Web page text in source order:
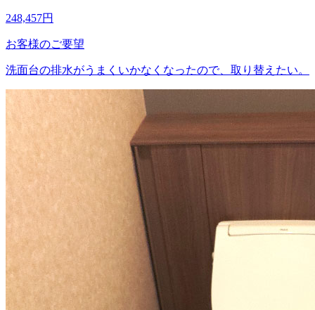
248,457円
お客様のご要望
洗面台の排水がうまくいかなくなったので、取り替えたい。